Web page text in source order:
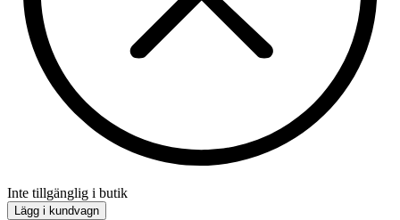
Inte tillgänglig i butik
Lägg i kundvagn